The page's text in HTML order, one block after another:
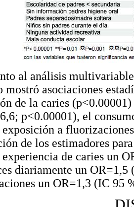
al análisis
mostró asociaciones
de la caries
p<0.00001), el
a
de los estimadores
de caries un
diariamente un
un OR=1,3 (IC 95